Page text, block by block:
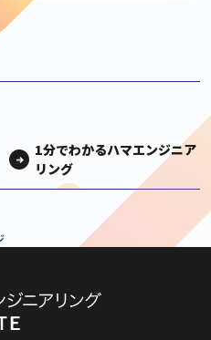
1分でわかるハマエンジニア
リング